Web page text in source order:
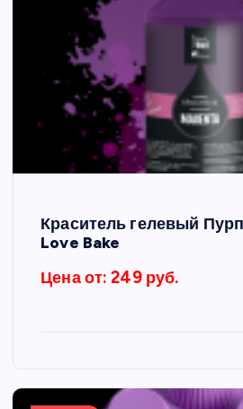
Краситель гелевый
Love Bake
Цена от: 249 руб.